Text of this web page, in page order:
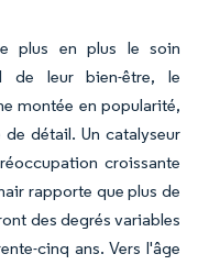
plus en plus le soin
de leur bien-être, le
montée en popularité,
détail. Un catalyseur
croissante
rapporte que plus de
des degrés variables
cinq ans. Vers l'âge